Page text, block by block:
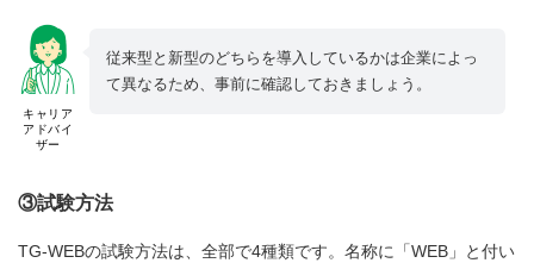
キャリア
アドバイ
ザー
従来型と新型のどちらを導入しているかは企業によっ
て異なるため、事前に確認しておきましょう。
③試験方法
TG-WEBの試験方法は、全部で4種類です。名称に「WEB」と付い